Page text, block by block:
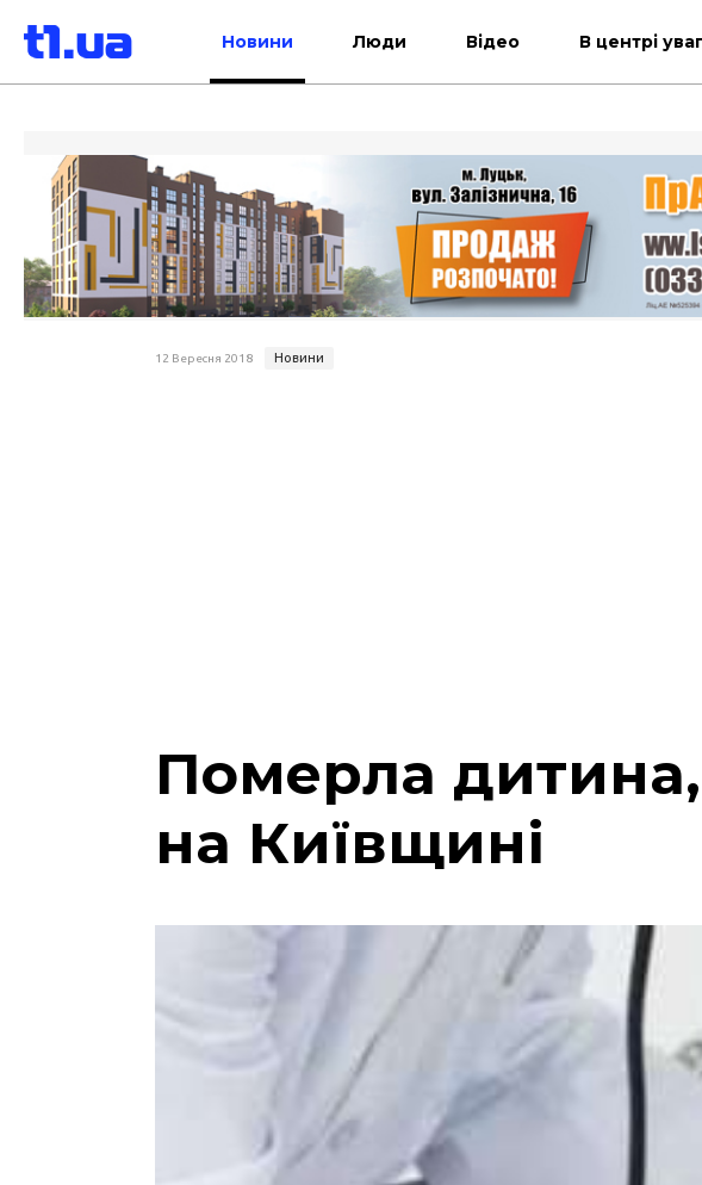
Новини Люди Відео В центрі
12 Вересня 2018 Новини
Померла дитина,
на Київщині